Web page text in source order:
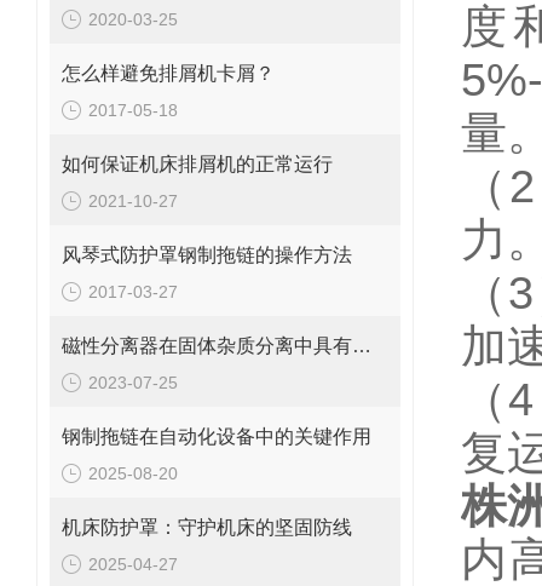
2020-03-25
怎么样避免排屑机卡屑？
2017-05-18
如何保证机床排屑机的正常运行
2021-10-27
风琴式防护罩钢制拖链的操作方法
2017-03-27
磁性分离器在固体杂质分离中具有以下优势
2023-07-25
钢制拖链在自动化设备中的关键作用
2025-08-20
机床防护罩：守护机床的坚固防线
2025-04-27
度
量
力
加
复
株
内